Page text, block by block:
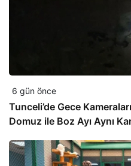
6 gün önce
Tunceli’de Gece
Domuz ile Boz Ayı Aynı